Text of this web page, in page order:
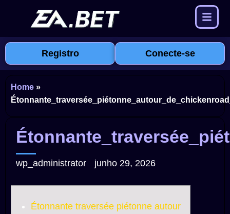
Registro Conecte-se
Home »
wp_administrator junho 29, 2026
Étonnante traversée piétonne autour